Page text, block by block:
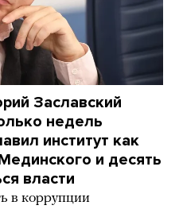
Заславский
недель
институт как
и десять
власти
в коррупции